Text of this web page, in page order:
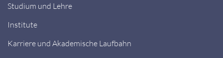
Studium und Lehre
Institute
Karriere und Akademische Laufbahn